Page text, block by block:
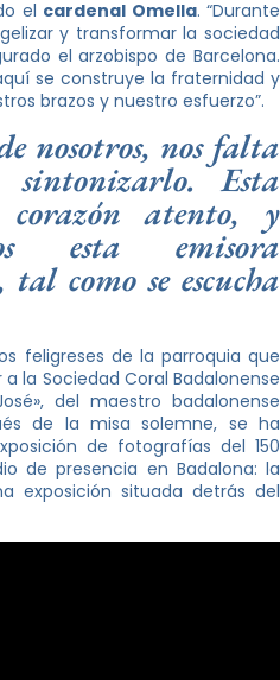
el cardenal Omella. “Durante
y transformar la sociedad
el arzobispo de Barcelona.
se construye la fraternidad y
brazos y nuestro esfuerzo”.
nosotros, nos falta
Esta
atento, y
esta emisora
tal como se escucha
feligreses de la parroquia que
la Sociedad Coral Badalonense
del maestro badalonense
de la misa solemne, se ha
de fotografías del 150
de presencia en Badalona: la
exposición situada detrás del